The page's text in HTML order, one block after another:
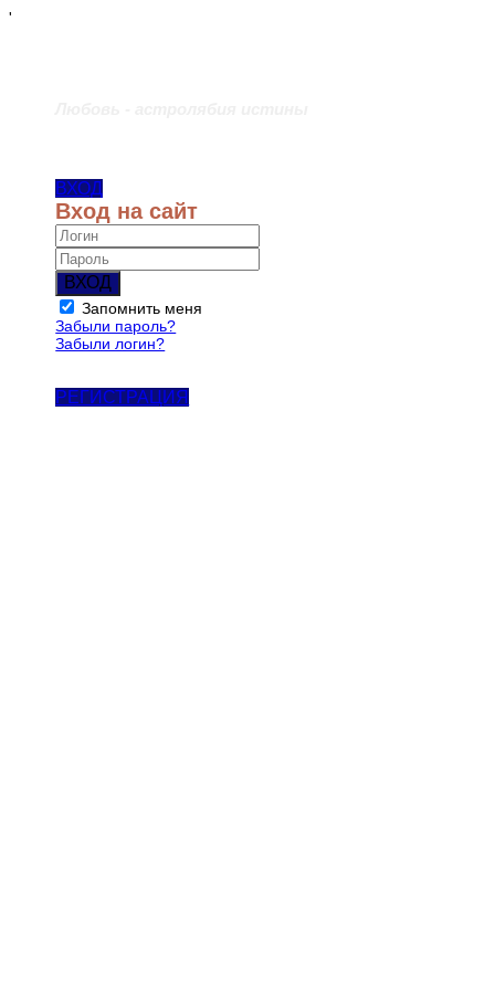
'
ВХОД
Вход на сайт
ВХОД
Запомнить меня
Забыли пароль?
Забыли логин?
РЕГИСТРАЦИЯ